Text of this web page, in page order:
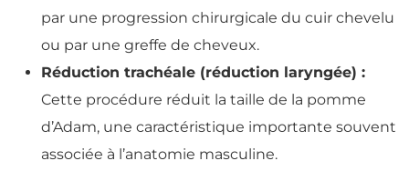
par une progression chirurgicale du cuir chevelu
ou par une greffe de cheveux.
Réduction trachéale (réduction laryngée) :
Cette procédure réduit la taille de la pomme
d’Adam, une caractéristique importante souvent
associée à l’anatomie masculine.